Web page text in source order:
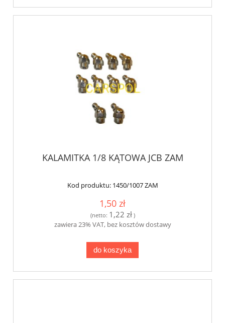
KALAMITKA 1/8 KĄTOWA JCB ZAM
Kod produktu: 1450/1007 ZAM
1,50 zł
(netto: 1,22 zł)
zawiera 23% VAT, bez kosztów dostawy
do koszyka